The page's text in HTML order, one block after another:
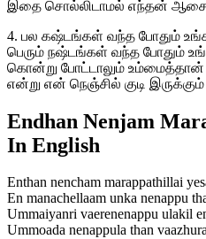
இதை சொல்லிடாமல் எந்தன் ஆசை
4. பல கஷ்டங்கள் வந்த போதும்
பெரும் நஷ்டங்கள் வந்த போதும்
கொன்று போட்டாலும் உம்மைத்தான்
என்று என் நெஞ்சில் குடி
Endhan Nenjam
In English
Enthan nencham marappathillai
En manachellaam unka nenappu
Ummaiyanri vaerenenappu ulakil
Ummoada nenappula than